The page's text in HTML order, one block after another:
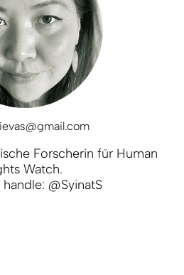
Forscherin für Human
Watch.
@SyinatS